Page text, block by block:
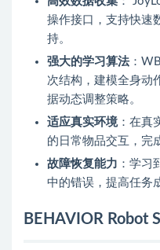
操作接口，支持快速
持。
强大的学习算法：
次结构，建模全身动
据动态调整策略。
适应真实环境：在真
的日常物品交互，完
故障恢复能力 ：学习
中的错误，提高任务
BEHAVIOR Robot